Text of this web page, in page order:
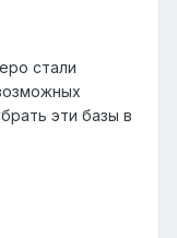
стали
эти базы в